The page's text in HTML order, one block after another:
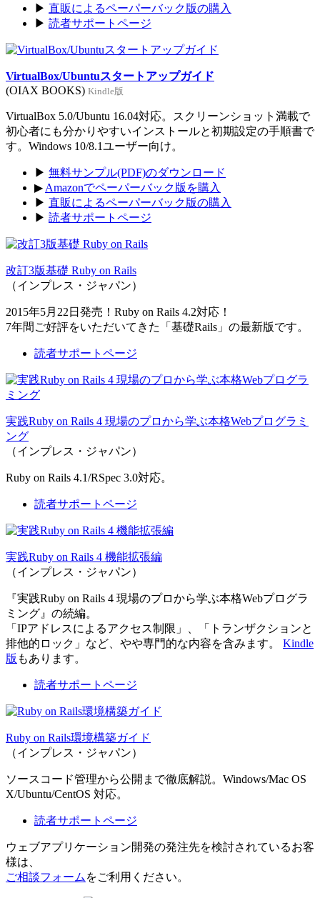
▶ 直販によるペーパーバック版の購入
▶ 読者サポートページ
VirtualBox/Ubuntuスタートアップガイド
(OIAX BOOKS) Kindle版
VirtualBox 5.0/Ubuntu 16.04対応。スクリーンショット満載で
初心者にも分かりやすいインストールと初期設定の手順書で
す。Windows 10/8.1ユーザー向け。
▶ 無料サンプル(PDF)のダウンロード
▶ Amazonでペーパーバック版を購入
▶ 直販によるペーパーバック版の購入
▶ 読者サポートページ
改訂3版基礎 Ruby on Rails
（インプレス・ジャパン）
2015年5月22日発売！Ruby on Rails 4.2対応！
7年間ご好評をいただいてきた「基礎Rails」の最新版です。
読者サポートページ
実践Ruby on Rails 4 現場のプロから学ぶ本格Webプログラミ
ング
（インプレス・ジャパン）
Ruby on Rails 4.1/RSpec 3.0対応。
読者サポートページ
実践Ruby on Rails 4 機能拡張編
（インプレス・ジャパン）
『実践Ruby on Rails 4 現場のプロから学ぶ本格Webプログラ
ミング』の続編。
「IPアドレスによるアクセス制限」、「トランザクションと
排他的ロック」など、やや専門的な内容を含みます。 Kindle
版 もあります。
読者サポートページ
Ruby on Rails環境構築ガイド
（インプレス・ジャパン）
ソースコード管理から公開まで徹底解説。Windows/Mac OS
X/Ubuntu/CentOS 対応。
読者サポートページ
ウェブアプリケーション開発の発注先を検討されているお客
様は、
ご相談フォーム をご利用ください。